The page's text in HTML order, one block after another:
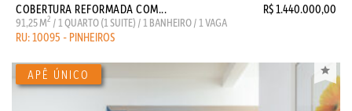
COBERTURA REFORMADA COM... R$ 1.440.000,00
91,25 M2 / 1 QUARTO (1 SUITE) / 1 BANHEIRO / 1 VAGA
RU: 10095 - PINHEIROS